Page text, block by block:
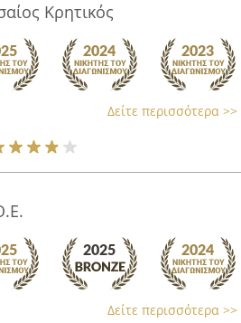
Κρητικός
Δείτε περισσότερα >>
Δείτε περισσότερα >>